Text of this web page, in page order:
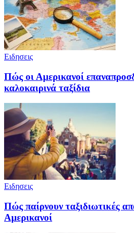
Ειδησεις
Πώς οι Αμερικανοί
καλοκαιρινά ταξίδια
Ειδησεις
Πώς παίρνουν ταξιδιωτικές
Αμερικανοί